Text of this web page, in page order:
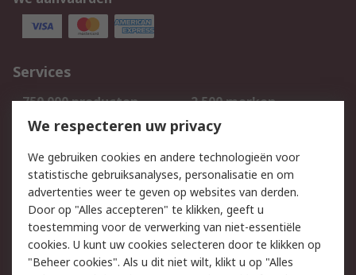
Services
750.000 producten
2.500 merken
Bestellen
Inkoopoplossingen
Track & Trace
Wettelijk
Cookiebeleid
Email veiligheid
Privacybeleid
Websitevoorwaarden
We respecteren uw privacy
We gebruiken cookies en andere technologieën voor
statistische gebruiksanalyses, personalisatie en om
advertenties weer te geven op websites van derden.
Door op "Alles accepteren" te klikken, geeft u
toestemming voor de verwerking van niet-essentiële
cookies. U kunt uw cookies selecteren door te klikken op
"Beheer cookies". Als u dit niet wilt, klikt u op "Alles